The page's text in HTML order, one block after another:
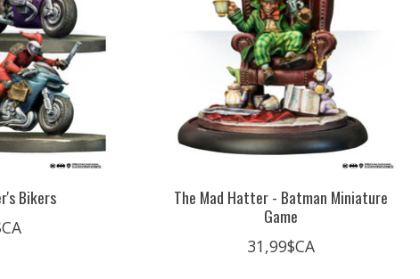
Bikers
The Mad Hatter - Batman Miniature
Game
31,99$CA